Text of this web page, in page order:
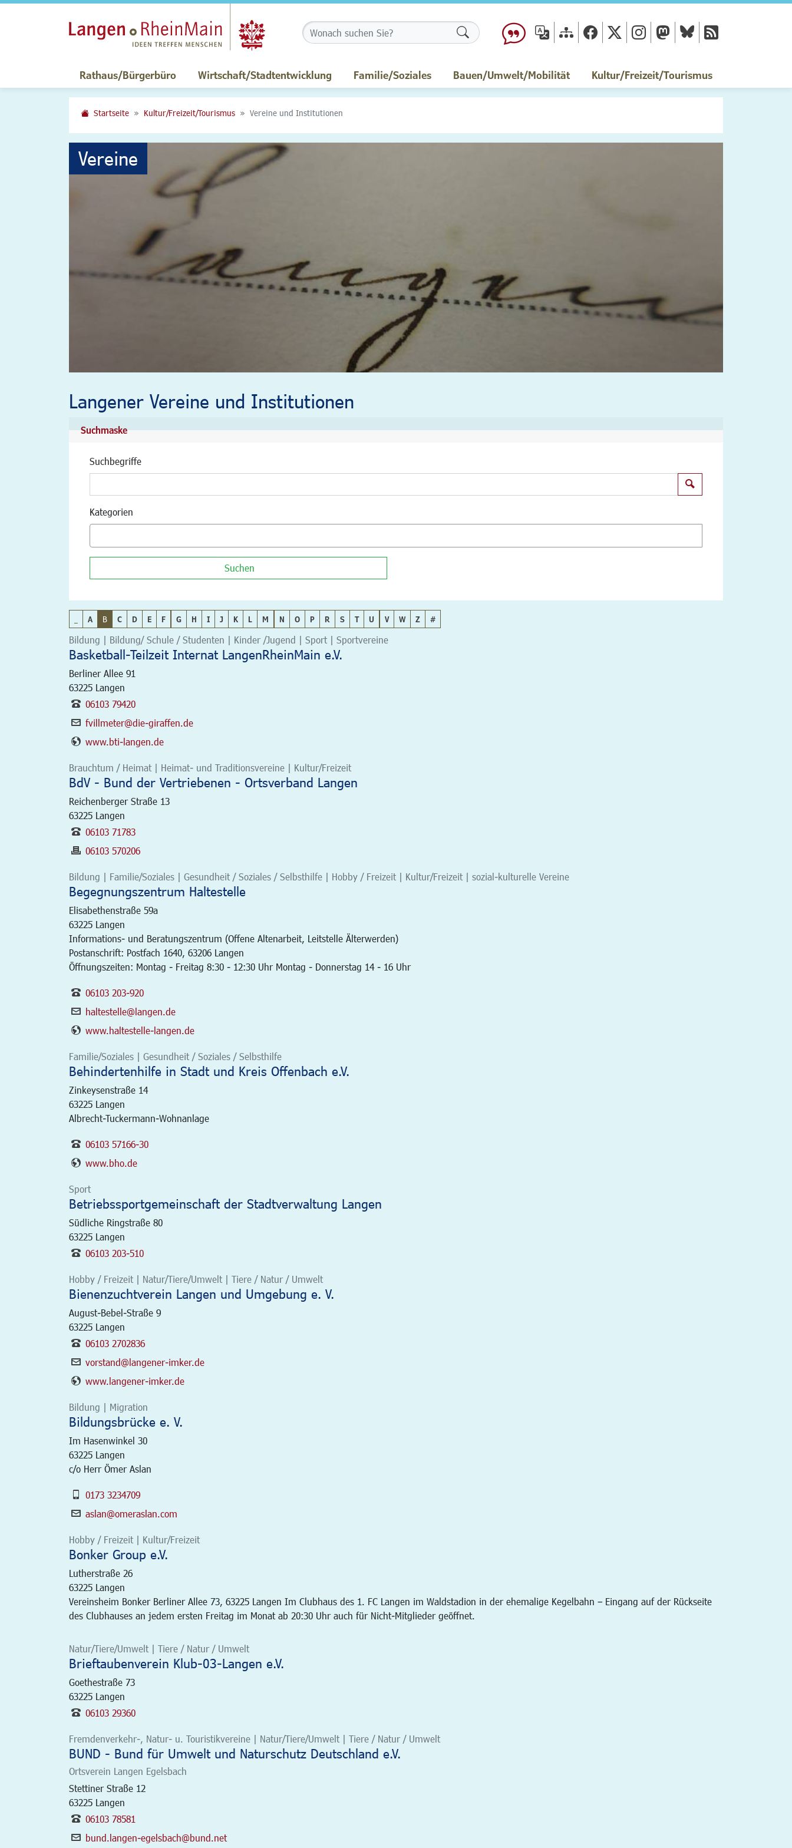
Formularschaltfläche
Rathaus/Bürgerbüro Wirtschaft/Stadtentwicklung Familie/Soziales Bauen/Umwelt/Mobilität Kultur/Freizeit/Tourismus
Startseite Kultur/Freizeit/Tourismus Vereine und Institutionen
Vereine
Langener Vereine und Institutionen
Suchmaske
Suchbegriffe
Kategorien
Suchen
A B C D E F G H I J K L M N O P R S T U V W Z #
Bildung | Bildung/ Schule / Studenten | Kinder /Jugend | Sport | Sportvereine
Basketball-Teilzeit Internat LangenRheinMain e.V.
Berliner Allee 91
63225 Langen
06103 79420
fvillmeter@die-giraffen.de
www.bti-langen.de
Brauchtum / Heimat | Heimat- und Traditionsvereine | Kultur/Freizeit
BdV - Bund der Vertriebenen - Ortsverband Langen
Reichenberger Straße 13
63225 Langen
06103 71783
06103 570206
Bildung | Familie/Soziales | Gesundheit / Soziales / Selbsthilfe | Hobby / Freizeit | Kultur/Freizeit | sozial-kulturelle Vereine
Begegnungszentrum Haltestelle
Elisabethenstraße 59a
63225 Langen
Informations- und Beratungszentrum (Offene Altenarbeit, Leitstelle Älterwerden)
Postanschrift: Postfach 1640, 63206 Langen
Öffnungszeiten: Montag - Freitag 8:30 - 12:30 Uhr Montag - Donnerstag 14 - 16 Uhr
06103 203-920
haltestelle@langen.de
www.haltestelle-langen.de
Familie/Soziales | Gesundheit / Soziales / Selbsthilfe
Behindertenhilfe in Stadt und Kreis Offenbach e.V.
Zinkeysenstraße 14
63225 Langen
Albrecht-Tuckermann-Wohnanlage
06103 57166-30
www.bho.de
Sport
Betriebssportgemeinschaft der Stadtverwaltung Langen
Südliche Ringstraße 80
63225 Langen
06103 203-510
Hobby / Freizeit | Natur/Tiere/Umwelt | Tiere / Natur / Umwelt
Bienenzuchtverein Langen und Umgebung e. V.
August-Bebel-Straße 9
63225 Langen
06103 2702836
vorstand@langener-imker.de
www.langener-imker.de
Bildung | Migration
Bildungsbrücke e. V.
Im Hasenwinkel 30
63225 Langen
c/o Herr Ömer Aslan
0173 3234709
aslan@omeraslan.com
Hobby / Freizeit | Kultur/Freizeit
Bonker Group e.V.
Lutherstraße 26
63225 Langen
Vereinsheim Bonker Berliner Allee 73, 63225 Langen Im Clubhaus des 1. FC Langen im Waldstadion in der ehemalige Kegelbahn – Eingang auf der Rückseite
des Clubhauses an jedem ersten Freitag im Monat ab 20:30 Uhr auch für Nicht-Mitglieder geöffnet.
Natur/Tiere/Umwelt | Tiere / Natur / Umwelt
Brieftaubenverein Klub-03-Langen e.V.
Goethestraße 73
63225 Langen
06103 29360
Fremdenverkehr-, Natur- u. Touristikvereine | Natur/Tiere/Umwelt | Tiere / Natur / Umwelt
BUND - Bund für Umwelt und Naturschutz Deutschland e.V.
Ortsverein Langen Egelsbach
Stettiner Straße 12
63225 Langen
06103 78581
bund.langen-egelsbach@bund.net